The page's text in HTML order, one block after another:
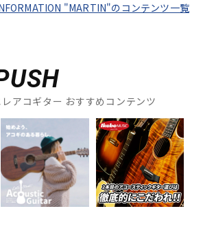
"MARTIN"のコンテンツ一覧
アコギター おすすめコンテンツ